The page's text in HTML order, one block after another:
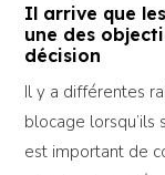
Il arrive que
une des
décision
Il y a différentes
blocage lorsqu’ils
est important de